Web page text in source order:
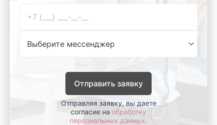
Отправить заявку
Отправляя заявку, вы даете
согласие на обработку
персональных данных.